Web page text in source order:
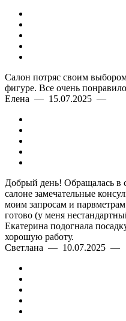
Салон потряс своим
фигуре. Все очень
Елена — 15.07.2025 —
Добрый день! Обращалась в
салоне замечательные
моим запросам и
готово (у меня
Екатерина подогнала
хорошую работу.
Светлана — 10.07.2025 —